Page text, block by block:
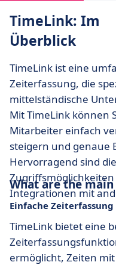
TimeLink: Im
Überblick
TimeLink ist eine
Zeiterfassung, die
mittelständische
Mit TimeLink können
Mitarbeiter einfach
steigern und genaue
Hervorragend sind
Integrationen mit
What are the
Einfache Zeiterfassung
TimeLink bietet eine
ermöglicht, Zeiten